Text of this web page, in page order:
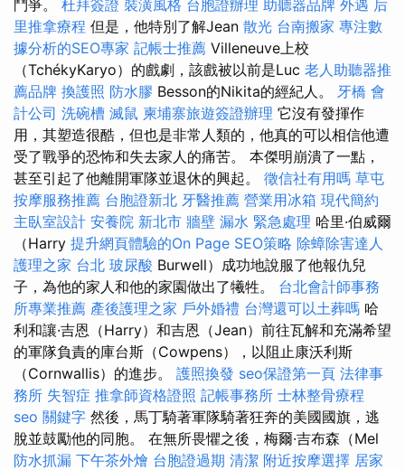
鬥爭。 杜拜簽證 裝潢風格 台胞證辦理 助聽器品牌 外遇 后
里推拿療程 但是，他特別了解Jean 散光 台南搬家 專注數
據分析的SEO專家 記帳士推薦 Villeneuve上校
（TchékyKaryo）的戲劇，該戲被以前是Luc 老人助聽器推
薦品牌 換護照 防水膠 Besson的Nikita的經紀人。 牙橋 會
計公司 洗碗槽 滅鼠 柬埔寨旅遊簽證辦理 它沒有發揮作
用，其塑造很酷，但也是非常人類的，他真的可以相信他遭
受了戰爭的恐怖和失去家人的痛苦。 本傑明崩潰了一點，
甚至引起了他離開軍隊並退休的興起。 徵信社有用嗎 草屯
按摩服務推薦 台胞證新北 牙醫推薦 營業用冰箱 現代簡約
主臥室設計 安養院 新北市 牆壁 漏水 緊急處理 哈里·伯威爾
（Harry 提升網頁體驗的On Page SEO策略 除蟑除害達人
護理之家 台北 玻尿酸 Burwell）成功地說服了他報仇兒
子，為他的家人和他的家園做出了犧牲。 台北會計師事務
所專業推薦 產後護理之家 戶外婚禮 台灣還可以土葬嗎 哈
利和讓·吉恩（Harry）和吉恩（Jean）前往瓦解和充滿希望
的軍隊負責的庫台斯（Cowpens），以阻止康沃利斯
（Cornwallis）的進步。 護照換發 seo保證第一頁 法律事
務所 失智症 推拿師資格證照 記帳事務所 士林整骨療程
seo 關鍵字 然後，馬丁騎著軍隊騎著狂奔的美國國旗，逃
脫並鼓勵他的同胞。 在無所畏懼之後，梅爾·吉布森（Mel
防水抓漏 下午茶外燴 台胞證過期 清潔 附近按摩選擇 居家